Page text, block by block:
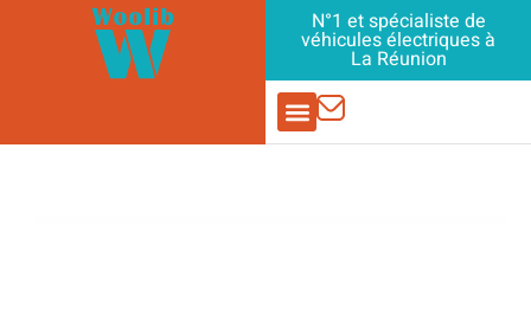
N°1 et spécialiste de
véhicules électriques à
La Réunion